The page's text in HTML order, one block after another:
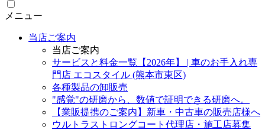
メニュー
当店ご案内
当店ご案内
サービスと料金一覧【2026年】 | 車のお手入れ専
門店 エコスタイル (熊本市東区)
各種製品の卸販売
"感覚"の研磨から、数値で証明できる研磨へ。
【業販提携のご案内】新車・中古車の販売店様へ
ウルトラストロングコート代理店・施工店募集